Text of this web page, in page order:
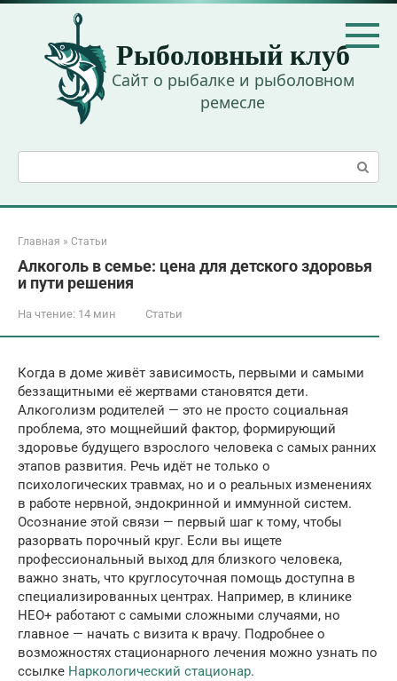
Перейти
контенту
Рыболовный клуб
Сайт о рыбалке и рыболовном
ремесле
Главная » Статьи
Алкоголь в семье: цена для детского здоровья
и пути решения
На чтение: 14 мин Статьи
Когда в доме живёт зависимость, первыми и самыми
беззащитными её жертвами становятся дети.
Алкоголизм родителей — это не просто социальная
проблема, это мощнейший фактор, формирующий
здоровье будущего взрослого человека с самых ранних
этапов развития. Речь идёт не только о
психологических травмах, но и о реальных изменениях
в работе нервной, эндокринной и иммунной систем.
Осознание этой связи — первый шаг к тому, чтобы
разорвать порочный круг. Если вы ищете
профессиональный выход для близкого человека,
важно знать, что круглосуточная помощь доступна в
специализированных центрах. Например, в клинике
НЕО+ работают с самыми сложными случаями, но
главное — начать с визита к врачу. Подробнее о
возможностях стационарного лечения можно узнать по
ссылке Наркологический стационар.